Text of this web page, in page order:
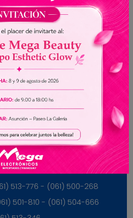
Brasil
- (045) 3528-8462
- (045) 3025-7736
3025-7713
513-776 - (061) 500-268
501-810 - (061) 504-666